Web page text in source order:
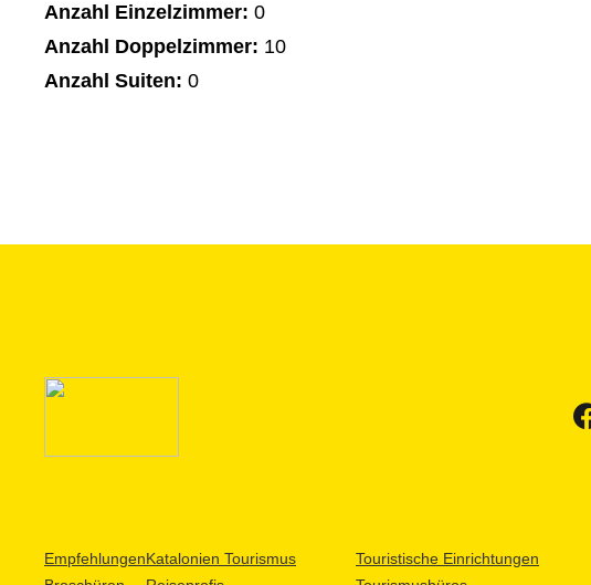
Anzahl Einzelzimmer: 0
Anzahl Doppelzimmer: 10
Anzahl Suiten: 0
EmpfehlungenKatalonien Tourismus
Touristische Einrichtungen